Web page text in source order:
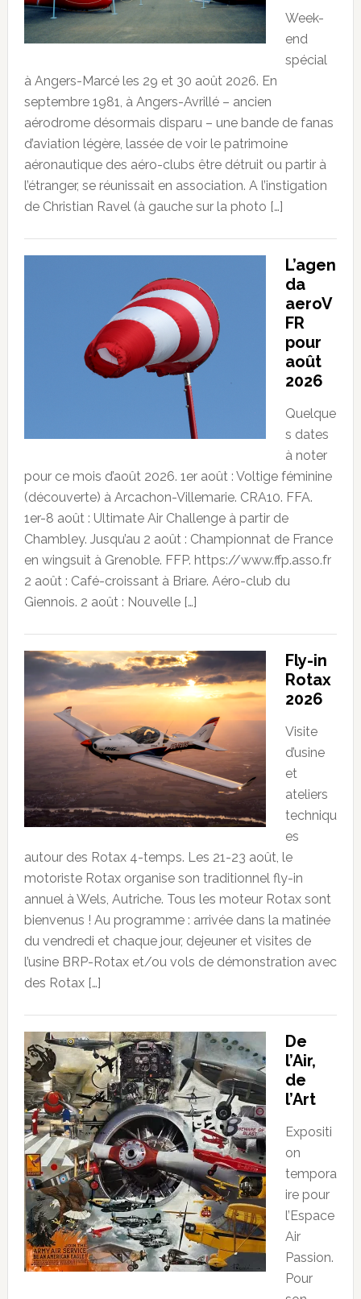
Week-
end
spécial
à Angers-Marcé les 29 et 30 août 2026. En
septembre 1981, à Angers-Avrillé – ancien
aérodrome désormais disparu – une bande de fanas
d’aviation légère, lassée de voir le patrimoine
aéronautique des aéro-clubs être détruit ou partir à
l’étranger, se réunissait en association. A l’instigation
de Christian Ravel (à gauche sur la photo […]
L’agen
da
aeroV
FR
pour
août
2026
Quelque
s dates
à noter
pour ce mois d’août 2026. 1er août : Voltige féminine
(découverte) à Arcachon-Villemarie. CRA10. FFA.
1er-8 août : Ultimate Air Challenge à partir de
Chambley. Jusqu’au 2 août : Championnat de France
en wingsuit à Grenoble. FFP. https://www.ffp.asso.fr
2 août : Café-croissant à Briare. Aéro-club du
Giennois. 2 août : Nouvelle […]
Fly-in
Rotax
2026
Visite
d’usine
et
ateliers
techniqu
es
autour des Rotax 4-temps. Les 21-23 août, le
motoriste Rotax organise son traditionnel fly-in
annuel à Wels, Autriche. Tous les moteur Rotax sont
bienvenus ! Au programme : arrivée dans la matinée
du vendredi et chaque jour, dejeuner et visites de
l’usine BRP-Rotax et/ou vols de démonstration avec
des Rotax […]
De
l’Air,
de
l’Art
Expositi
on
tempora
ire pour
l’Espace
Air
Passion.
Pour